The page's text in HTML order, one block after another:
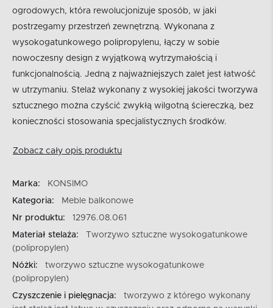
ogrodowych, która rewolucjonizuje sposób, w jaki
postrzegamy przestrzeń zewnętrzną. Wykonana z
wysokogatunkowego polipropylenu, łączy w sobie
nowoczesny design z wyjątkową wytrzymałością i
funkcjonalnością. Jedną z najważniejszych zalet jest łatwość
w utrzymaniu. Stelaż wykonany z wysokiej jakości tworzywa
sztucznego można czyścić zwykłą wilgotną ściereczką, bez
konieczności stosowania specjalistycznych środków.
Zobacz cały opis produktu
Marka:
KONSIMO
Kategoria:
Meble balkonowe
Nr produktu:
12976.08.061
Materiał stelaża:
Tworzywo sztuczne wysokogatunkowe
(polipropylen)
Nóżki:
tworzywo sztuczne wysokogatunkowe
(polipropylen)
Czyszczenie i pielęgnacja:
tworzywo z którego wykonany